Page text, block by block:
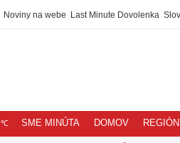
Noviny na webe Last Minute Dovolenka
℃ SME MINÚTA DOMOV